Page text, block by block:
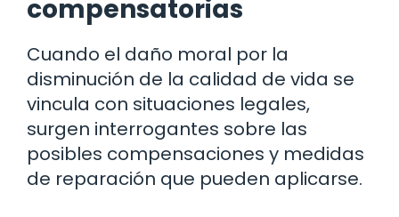
compensatorias
Cuando el daño moral por la
disminución de la calidad de vida se
vincula con situaciones legales,
surgen interrogantes sobre las
posibles compensaciones y medidas
de reparación que pueden aplicarse.